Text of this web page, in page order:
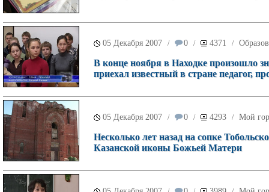
05 Декабря 2007 / 0 / 4371 /
В конце ноября в Находке произошло
приехал известный в стране педагог,
05 Декабря 2007 / 0 / 4293 / Мой
Несколько лет назад на сопке
Казанской иконы Божьей Матери